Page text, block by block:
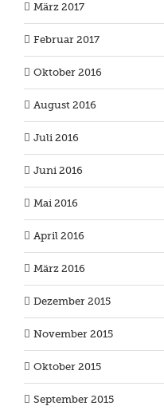
März 2017
Februar 2017
Oktober 2016
August 2016
Juli 2016
Juni 2016
Mai 2016
April 2016
März 2016
Dezember 2015
November 2015
Oktober 2015
September 2015